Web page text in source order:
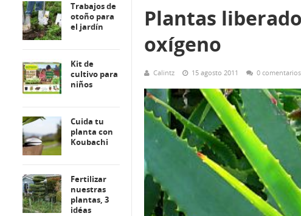
Plantas
oxígeno
Calintz 15 agosto 2011 0 comentarios
Trabajos de
otoño para
el jardín
Kit de
cultivo para
niños
Cuida tu
planta con
Koubachi
Fertilizar
nuestras
plantas, 3
idéas